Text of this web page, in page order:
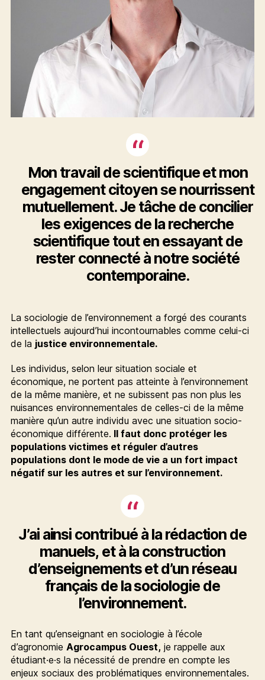
Mon travail de scientifique et mon
engagement citoyen se nourrissent
mutuellement. Je tâche de concilier
les exigences de la recherche
scientifique tout en essayant de
rester connecté à notre société
contemporaine.
La sociologie de l’environnement a forgé des courants
intellectuels aujourd’hui incontournables comme celui-ci
de la justice environnementale.
Les individus, selon leur situation sociale et
économique, ne portent pas atteinte à l’environnement
de la même manière, et ne subissent pas non plus les
nuisances environnementales de celles-ci de la même
manière qu’un autre individu avec une situation socio-
économique différente. Il faut donc protéger les
populations victimes et réguler d’autres
populations dont le mode de vie a un fort impact
négatif sur les autres et sur l’environnement.
J’ai ainsi contribué à la rédaction de
manuels, et à la construction
d’enseignements et d’un réseau
français de la sociologie de
l’environnement.
En tant qu’enseignant en sociologie à l’école
d’agronomie Agrocampus Ouest, je rappelle aux
étudiant·e·s la nécessité de prendre en compte les
enjeux sociaux des problématiques environnementales.